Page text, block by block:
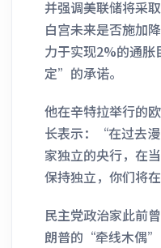
并强调美联储将采
白宫未来是否施加
力于实现2%的通
定”的承诺。
他在辛特拉举行的
长表示：“在过去
家独立的央行，在
保持独立，你们将
民主党政治家此前
朗普的“牵线木偶”